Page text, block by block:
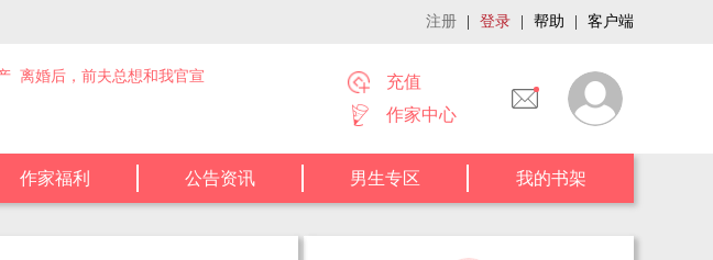
注册 登录 帮助 客户端
离婚后，前夫总想和我官宣
充值
作家中心
作家福利 公告资讯 男生专区 我的书架